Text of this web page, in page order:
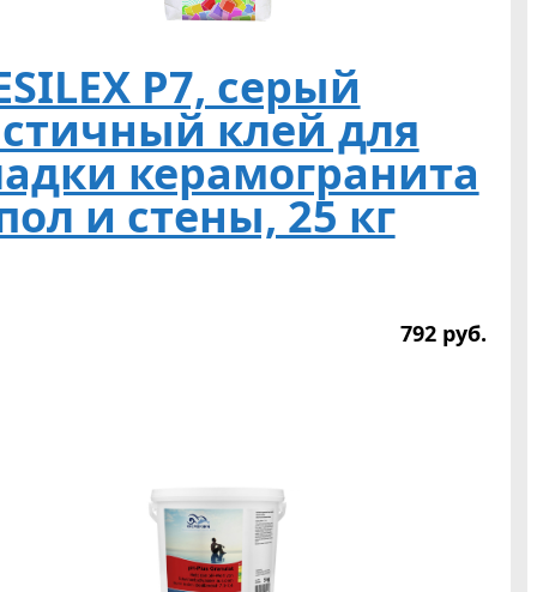
P7, серый
клей для
керамогранита
и стены, 25 кг
792 руб.